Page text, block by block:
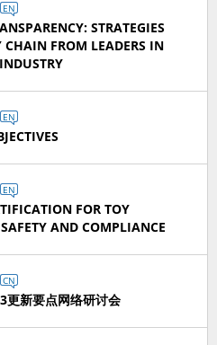
EN
STRATEGIES
CHAIN FROM LEADERS IN
EN
EN
FOR TOY
AND COMPLIANCE
CN
更新要点网络研讨会